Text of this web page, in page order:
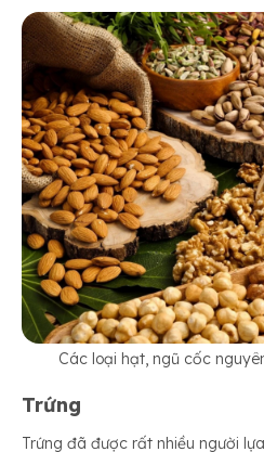
Các loại hạt, ngũ cốc
Trứng
Trứng đã được rất nhiều người